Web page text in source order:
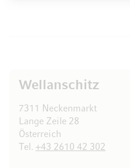
Wellanschitz
7311 Neckenmarkt
Lange Zeile 28
Österreich
Tel. +43 2610 42 302